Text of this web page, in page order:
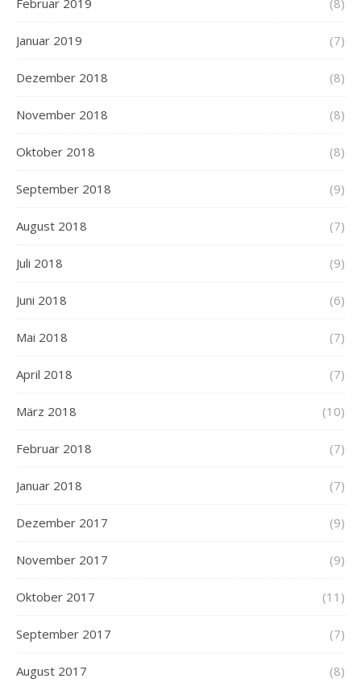
Februar 2019 (8)
Januar 2019 (7)
Dezember 2018 (8)
November 2018 (8)
Oktober 2018 (8)
September 2018 (9)
August 2018 (7)
Juli 2018 (9)
Juni 2018 (6)
Mai 2018 (7)
April 2018 (7)
März 2018 (10)
Februar 2018 (7)
Januar 2018 (7)
Dezember 2017 (9)
November 2017 (9)
Oktober 2017 (11)
September 2017 (7)
August 2017 (8)